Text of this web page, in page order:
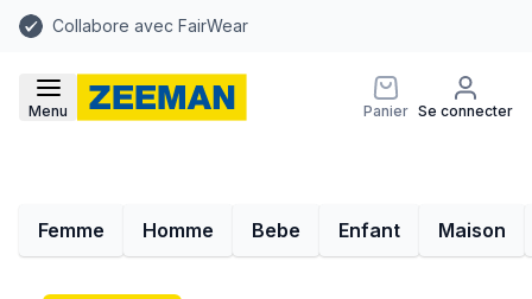
Collabore avec FairWear
Menu Panier Se connecter
Femme Homme Bebe Enfant Maison